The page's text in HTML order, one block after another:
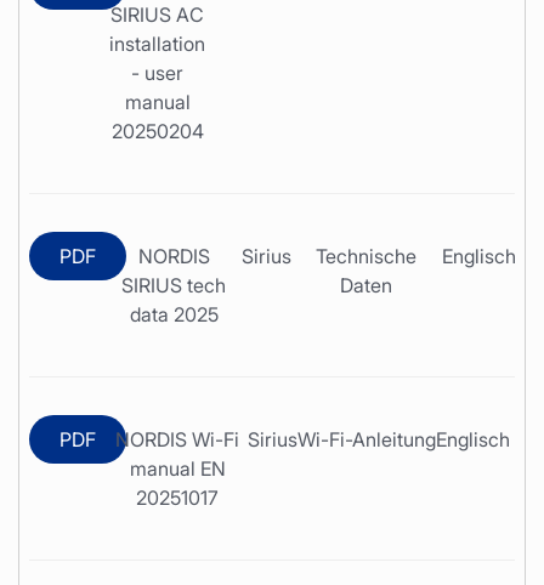
SIRIUS AC
installation
- user
manual
20250204
PDF
NORDIS
SIRIUS tech
data 2025
Sirius
Technische
Daten
Englisch
PDF
NORDIS Wi-Fi
manual EN
20251017
SiriusWi-Fi-AnleitungEnglisch